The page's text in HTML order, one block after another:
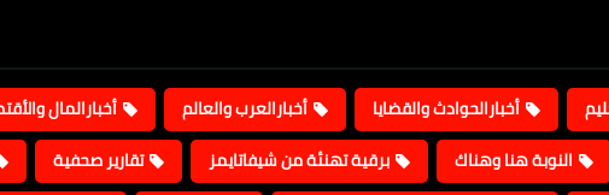
أخبارالحوادث والقضايا أخبارالعرب والعالم
أخبارالمال
النوبة هنا وهناك برقية تهنئة من شيفاتايمز
تقارير صحفية